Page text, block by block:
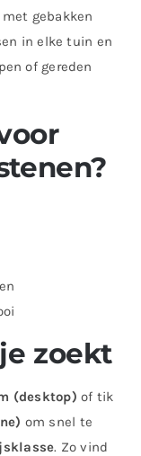
gebakken
in elke tuin en
of gereden
zoekt
(desktop) of tik
om snel te
. Zo vind